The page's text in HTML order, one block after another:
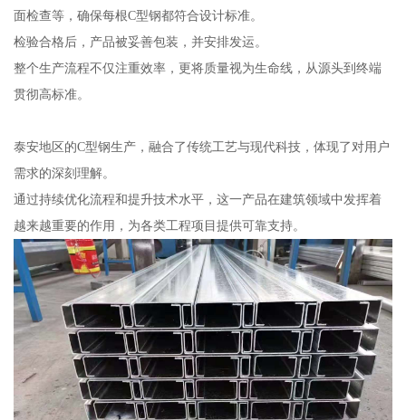
面检查等，确保每根C型钢都符合设计标准。
检验合格后，产品被妥善包装，并安排发运。
整个生产流程不仅注重效率，更将质量视为生命线，从源头到终端
贯彻高标准。
泰安地区的C型钢生产，融合了传统工艺与现代科技，体现了对用户
需求的深刻理解。
通过持续优化流程和提升技术水平，这一产品在建筑领域中发挥着
越来越重要的作用，为各类工程项目提供可靠支持。